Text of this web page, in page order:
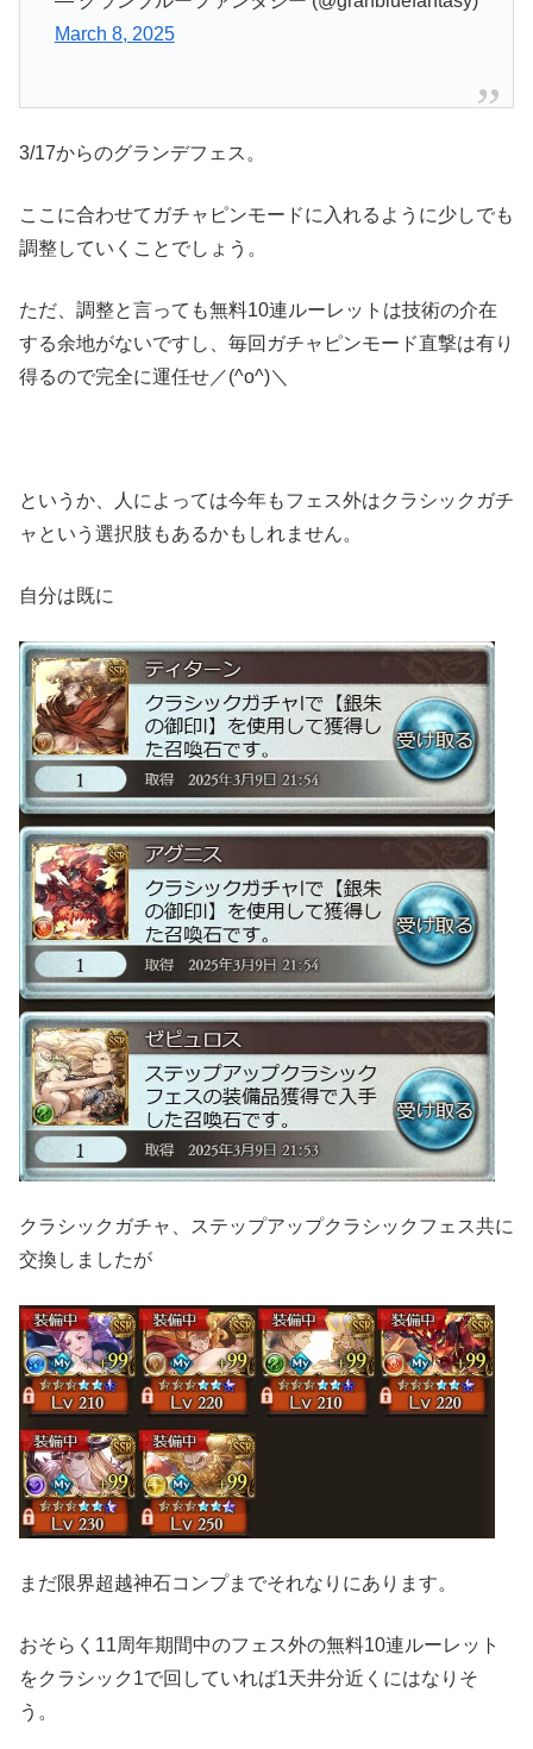
March 8, 2025
3/17からのグランデフェス。
ここに合わせてガチャピンモードに入れるように少しでも
調整していくことでしょう。
ただ、調整と言っても無料10連ルーレットは技術の介在
する余地がないですし、毎回ガチャピンモード直撃は有り
得るので完全に運任せ／(^o^)＼
というか、人によっては今年もフェス外はクラシックガチ
ャという選択肢もあるかもしれません。
自分は既に
クラシックガチャ、ステップアップクラシックフェス共に
交換しましたが
まだ限界超越神石コンプまでそれなりにあります。
おそらく11周年期間中のフェス外の無料10連ルーレット
をクラシック1で回していれば1天井分近くにはなりそ
う。